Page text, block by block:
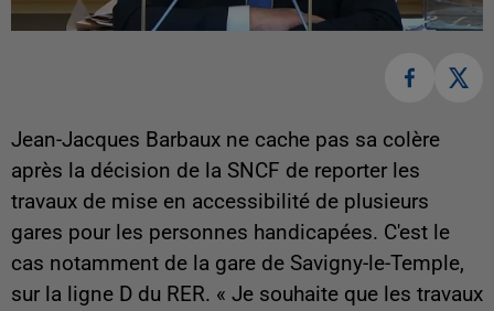
Jean-Jacques Barbaux ne cache pas sa colère
après la décision de la SNCF de reporter les
travaux de mise en accessibilité de plusieurs
gares pour les personnes handicapées. C'est le
cas notamment de la gare de Savigny-le-Temple,
sur la ligne D du RER. « Je souhaite que les travaux